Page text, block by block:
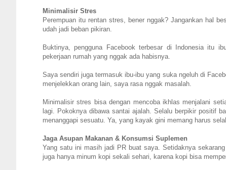
Minimalisir Stres
Perempuan itu rentan stres, bener nggak? Jangankan hal
udah jadi beban pikiran.
Buktinya, pengguna Facebook terbesar di Indonesia itu
pekerjaan rumah yang nggak ada habisnya.
Saya sendiri juga termasuk ibu-ibu yang suka ngeluh di
menjelekkan orang lain, saya rasa nggak masalah.
Minimalisir stres bisa dengan mencoba ikhlas menjalani
lagi. Pokoknya dibawa santai ajalah. Selalu berpikir positif
menanggapi sesuatu. Ya, yang kayak gini memang harus
Jaga Asupan Makanan & Konsumsi Suplemen
Yang satu ini masih jadi PR buat saya. Setidaknya
juga hanya minum kopi sekali sehari, karena kopi bisa